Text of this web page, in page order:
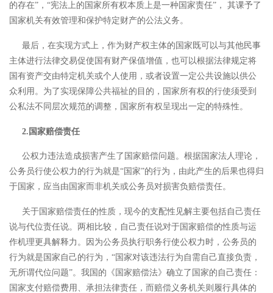
的存在”，“宪法上的国家所有权本质上是一种国家责任”， 其课予了
国家机关有效管理和保护特定财产的公法义务。
最后，在实现方式上，作为财产权主体的国家既可以与其他民事
主体进行法律交易促使国有财产保值增值，也可以根据法律规定将
国有资产交由特定机关或个人使用， 或者设置一定公共设施以供公
众利用。为了实现保障公共福祉的目的，国家所有权的行使须受到
公私法不同层次规范的调整，国家所有权呈现出一定的特殊性。
2.国家赔偿责任
公权力违法造成损害产生了国家赔偿问题。根据国家法人理论，
公务员行使公权力的行为就是“国家”的行为，由此产生的后果也得归
于国家，应当由国家而非机关或公务员对损害负赔偿责任。
关于国家赔偿责任的性质，现今的支配性见解主要包括自己责任
说与代位责任说。两相比较，自己责任说对于国家赔偿的性质与运
作机理更具解释力。因为公务员执行职务行使公权力时，公务员的
行为就是国家自己的行为， “国家对该违法行为自需自己直接负责，
无所谓代位问题”。 我国的《国家赔偿法》确立了国家的自己责任：
国家支付赔偿费用、承担法律责任，而赔偿义务机关则履行具体的